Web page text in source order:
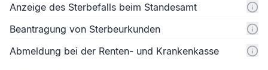
Anzeige des Sterbefalls beim Standesamt
Beantragung von Sterbeurkunden
Abmeldung bei der Renten- und Krankenkasse